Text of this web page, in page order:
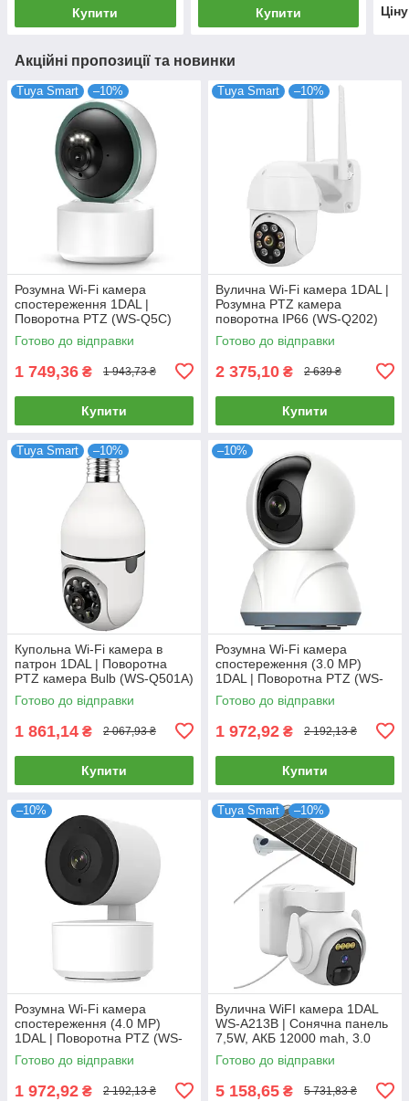
Купити Купити
Акційні пропозиції та новинки
Tuya Smart –10%
Розумна Wi-Fi камера
спостереження 1DAL |
Поворотна PTZ (WS-Q5C)
APP "Tuya"
Готово до відправки
1 749,36 ₴ 1 943,73 ₴
Купити
Tuya Smart –10%
Вулична Wi-Fi камера 1DAL |
Розумна PTZ камера
поворотна IP66 (WS-Q202)
APP "Tuya"
Готово до відправки
2 375,10 ₴ 2 639 ₴
Купити
Tuya Smart –10%
Купольна Wi-Fi камера в
патрон 1DAL | Поворотна
PTZ камера Bulb (WS-Q501A)
APP "Tuya"
Готово до відправки
1 861,14 ₴ 2 067,93 ₴
Купити
–10%
Розумна Wi-Fi камера
спостереження (3.0 MP)
1DAL | Поворотна PTZ (WS-
Q503A) APP "Tuya"
Готово до відправки
1 972,92 ₴ 2 192,13 ₴
Купити
–10%
Розумна Wi-Fi камера
спостереження (4.0 MP)
1DAL | Поворотна PTZ (WS-
Q504B) APP "Tuya"
Готово до відправки
1 972,92 ₴ 2 192,13 ₴
Tuya Smart –10%
Вулична WiFI камера 1DAL
WS-A213B | Сонячна панель
7,5W, АКБ 12000 mah, 3.0
MP, IP66
Готово до відправки
5 158,65 ₴ 5 731,83 ₴